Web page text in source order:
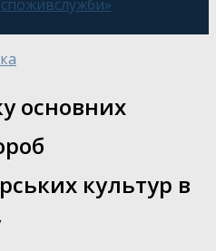
основних
культур в